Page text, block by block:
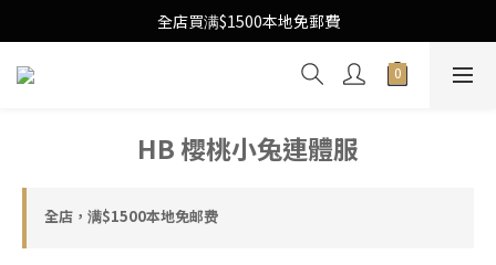
Free Local Shipping Upon $1500 purchase
全店買满$1500本地免郵費
Free Local Shipping Upon $1500 purchase
HB 櫻桃小兔連體服
全店，满$1500本地免邮费